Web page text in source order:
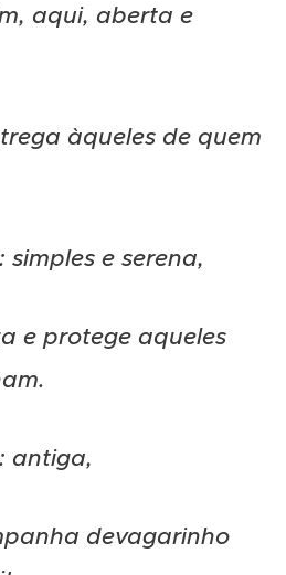
aqui, aberta e
àqueles de quem
simples e serena,
e protege aqueles
antiga,
devagarinho